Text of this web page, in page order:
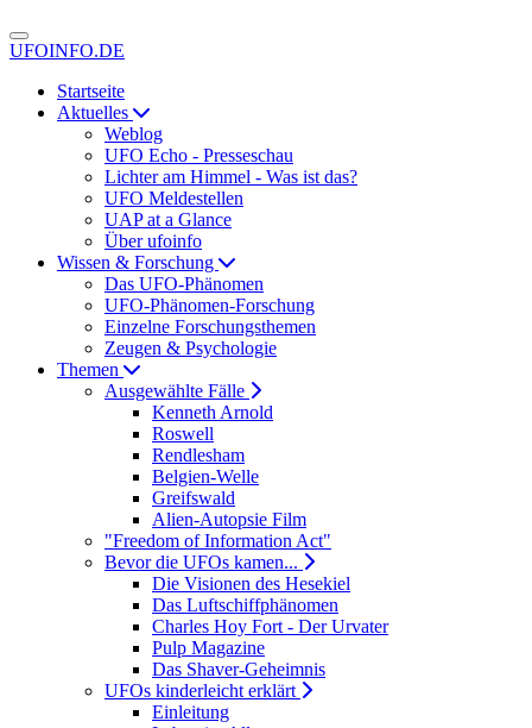
UFOINFO.DE
Startseite
Aktuelles
Weblog
UFO Echo - Presseschau
Lichter am Himmel - Was ist das?
UFO Meldestellen
UAP at a Glance
Über ufoinfo
Wissen & Forschung
Das UFO-Phänomen
UFO-Phänomen-Forschung
Einzelne Forschungsthemen
Zeugen & Psychologie
Themen
Ausgewählte Fälle
Kenneth Arnold
Roswell
Rendlesham
Belgien-Welle
Greifswald
Alien-Autopsie Film
"Freedom of Information Act"
Bevor die UFOs kamen...
Die Visionen des Hesekiel
Das Luftschiffphänomen
Charles Hoy Fort - Der Urvater
Pulp Magazine
Das Shaver-Geheimnis
UFOs kinderleicht erklärt
Einleitung